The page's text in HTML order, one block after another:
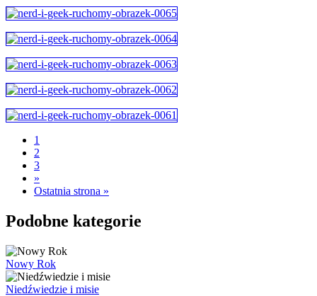
1
2
3
»
Ostatnia strona »
Podobne kategorie
Nowy Rok
Niedźwiedzie i misie